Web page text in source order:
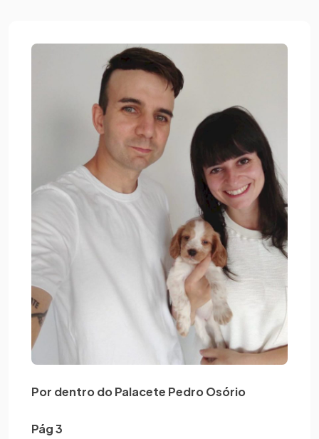
Por dentro do Palacete Pedro Osório
Pág 3